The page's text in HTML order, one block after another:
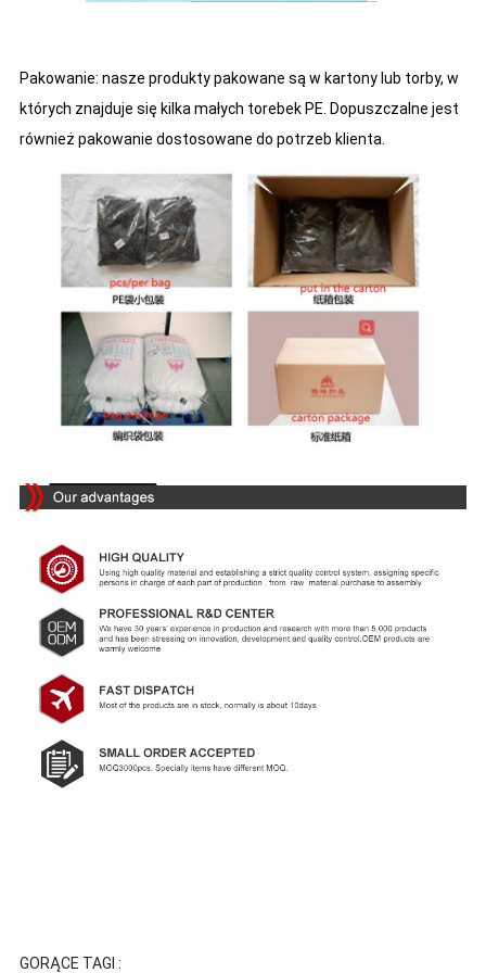
Pakowanie: nasze produkty pakowane są w kartony lub torby, w
których znajduje się kilka małych torebek PE. Dopuszczalne jest
również pakowanie dostosowane do potrzeb klienta.
GORĄCE TAGI :